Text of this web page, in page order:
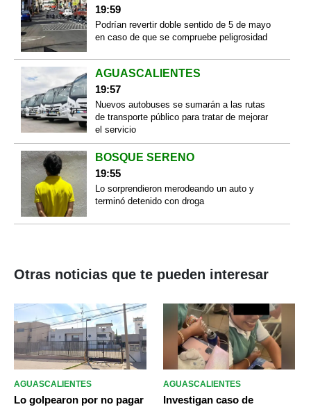
19:59
Podrían revertir doble sentido de 5 de mayo
en caso de que se compruebe peligrosidad
AGUASCALIENTES
19:57
Nuevos autobuses se sumarán a las rutas
de transporte público para tratar de mejorar
el servicio
BOSQUE SERENO
19:55
Lo sorprendieron merodeando un auto y
terminó detenido con droga
Otras noticias que te pueden interesar
AGUASCALIENTES
Lo golpearon por no pagar
AGUASCALIENTES
Investigan caso de